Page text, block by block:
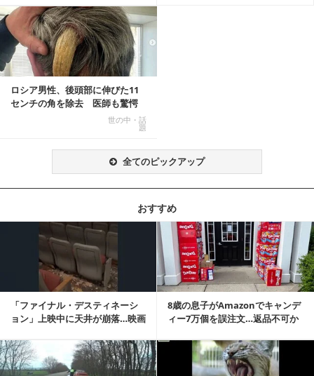
ロシア男性、後頭部に伸びた11
センチの角を除去 医師も驚愕
世の中・話
題
全てのピックアップ
おすすめ
「ファイナル・デスティネーシ
ョン」上映中に天井が崩落…映画
8歳の息子がAmazonでキャンデ
ィー7万個を誤注文…返品不可か
記事を読む
記事を読む